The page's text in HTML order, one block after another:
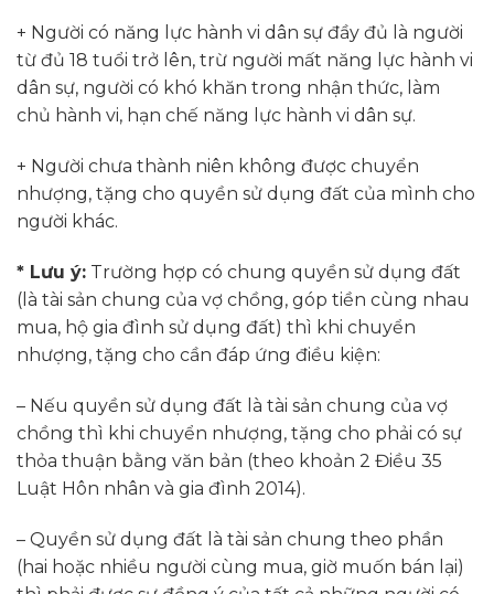
+ Người có năng lực hành vi dân sự đầy đủ là người
từ đủ 18 tuổi trở lên, trừ người mất năng lực hành vi
dân sự, người có khó khăn trong nhận thức, làm
chủ hành vi, hạn chế năng lực hành vi dân sự.
+ Người chưa thành niên không được chuyển
nhượng, tặng cho quyền sử dụng đất của mình cho
người khác.
* Lưu ý: Trường hợp có chung quyền sử dụng đất
(là tài sản chung của vợ chồng, góp tiền cùng nhau
mua, hộ gia đình sử dụng đất) thì khi chuyển
nhượng, tặng cho cần đáp ứng điều kiện:
– Nếu quyền sử dụng đất là tài sản chung của vợ
chồng thì khi chuyển nhượng, tặng cho phải có sự
thỏa thuận bằng văn bản (theo khoản 2 Điều 35
Luật Hôn nhân và gia đình 2014).
– Quyền sử dụng đất là tài sản chung theo phần
(hai hoặc nhiều người cùng mua, giờ muốn bán lại)